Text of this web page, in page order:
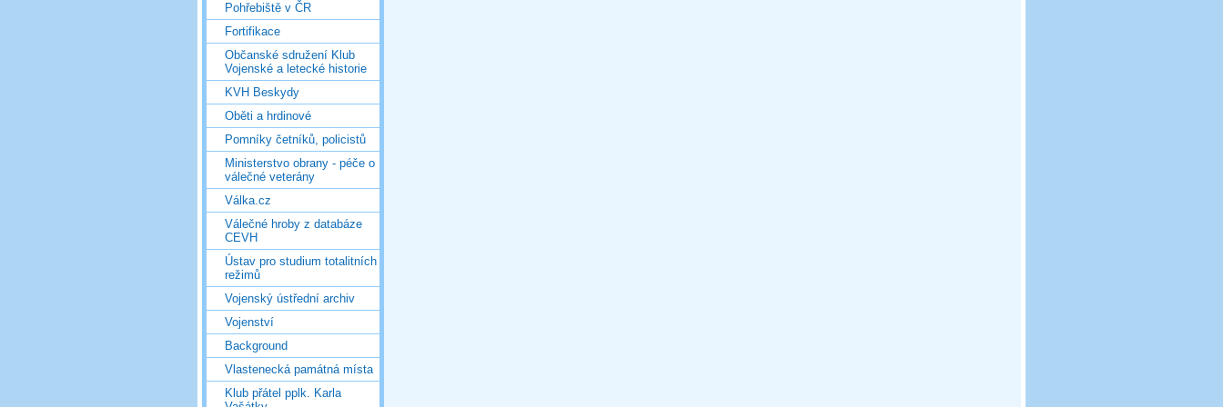
Pohřebiště v ČR
Fortifikace
Občanské sdružení Klub
Vojenské a letecké historie
KVH Beskydy
Oběti a hrdinové
Pomníky četníků, policistů
Ministerstvo obrany - péče o
válečné veterány
Válka.cz
Válečné hroby z databáze
CEVH
Ústav pro studium totalitních
režimů
Vojenský ústřední archiv
Vojenství
Background
Vlastenecká památná místa
Klub přátel pplk. Karla